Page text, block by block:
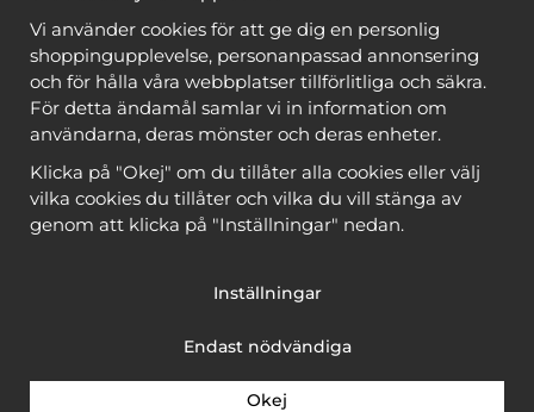
när du handlar garn till mönstret. Du ser vilka som
är
gratis när du är inloggad
Bli medlem
Copyright © 2026, Marks & Kattens AB
Vi använder cookies för att ge dig en personlig
shoppingupplevelse, personanpassad annonsering
och för hålla våra webbplatser tillförlitliga och säkra.
För detta ändamål samlar vi in information om
användarna, deras mönster och deras enheter.
Klicka på "Okej" om du tillåter alla cookies eller välj
vilka cookies du tillåter och vilka du vill stänga av
genom att klicka på "Inställningar" nedan.
Inställningar
Endast nödvändiga
Okej